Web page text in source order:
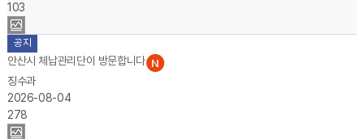
103
공지
안산시 체납관리단이 방문합니다
징수과
2026-08-04
278